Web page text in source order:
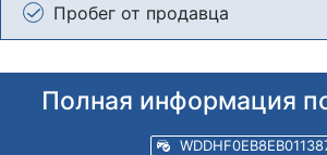
Пробег от продавца
Полная информация